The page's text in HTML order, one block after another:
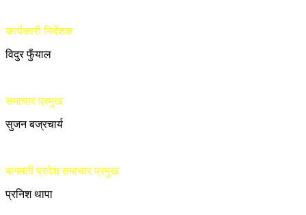
कार्यकारी निर्देशक
विदुर फुँयाल
समाचार प्रमुख
सुजन बज्रचार्य
बागमती प्रदेश समाचार प्रमुख
प्रनिश थापा